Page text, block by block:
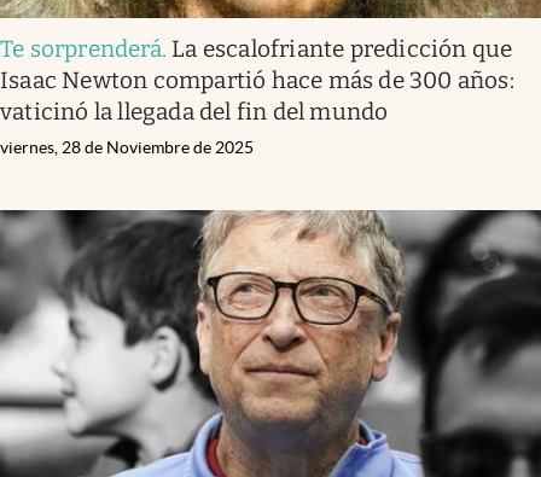
Te sorprenderá. La escalofriante predicción que
Isaac Newton compartió hace más de 300 años:
vaticinó la llegada del fin del mundo
viernes, 28 de Noviembre de 2025